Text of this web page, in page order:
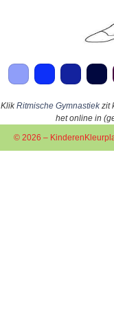
KlikRitmische Gymnastiekzit
het online in
© 2026 –